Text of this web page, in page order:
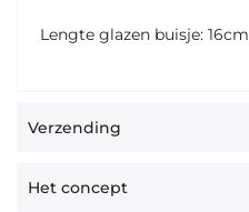
Lengte glazen buisje: 16cm
Verzending
Het concept